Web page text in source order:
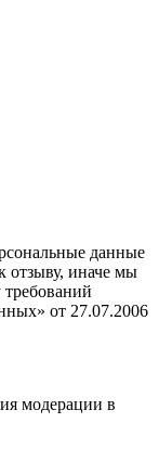
данные
отзыву, иначе мы
от 27.07.2006
модерации в